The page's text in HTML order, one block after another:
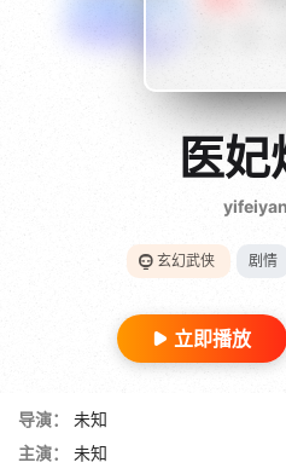
{if
28短剧医妃
玄幻武侠 剧情
立即播放
导演：
未知
主演：
未知